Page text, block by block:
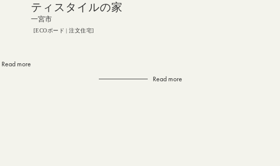
Read more
ティスタイルの家
一宮市
ECOボード 注文住宅
Read more